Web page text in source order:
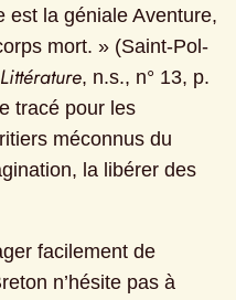
est la géniale Aventure,
mort. » (Saint-Pol-
, n.s., n° 13, p.
tracé pour les
méconnus du
la libérer des
facilement de
n’hésite pas à